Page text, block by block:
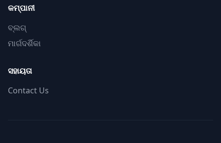
କମ୍ପାନୀ
ବ୍ଲଗ୍
ମାର୍ଗଦର୍ଶିକା
ସହାୟତା
Contact Us